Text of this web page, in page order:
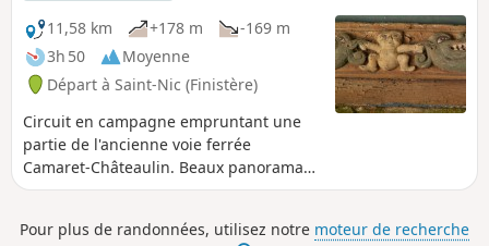
11,58 km
+178 m
-169 m
3h 50
Moyenne
Départ à Saint-Nic (Finistère)
Circuit en campagne empruntant une
partie de l'ancienne voie ferrée
Camaret-Châteaulin. Beaux panoramas
sur la Baie de Douarnenez et le flanc
Pour plus de randonnées, utilisez notre moteur de recherche